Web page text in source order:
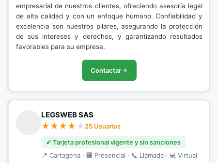
empresarial de nuestros clientes, ofreciendo asesoría legal
de alta calidad y con un enfoque humano. Confiabilidad y
excelencia son nuestros pilares, asegurando la protección
de sus intereses y derechos, y garantizando resultados
favorables para su empresa.
Contactar
LEGSWEB SAS
25 Usuarios
✔ Tarjeta profesional vigente y sin sanciones
📍 Cartagena · 🏢 Presencial · 📞 Llamada · 💻 Virtual